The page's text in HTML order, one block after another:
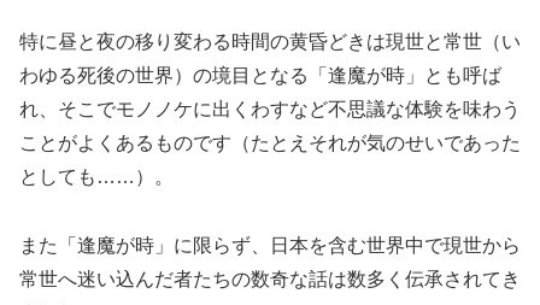
特に昼と夜の移り変わる時間の黄昏どきは現世と常世（い
わゆる死後の世界）の境目となる「逢魔が時」とも呼ば
れ、そこでモノノケに出くわすなど不思議な体験を味わう
ことがよくあるものです（たとえそれが気のせいであった
としても……）。
また「逢魔が時」に限らず、日本を含む世界中で現世から
常世へ迷い込んだ者たちの数奇な話は数多く伝承されてき